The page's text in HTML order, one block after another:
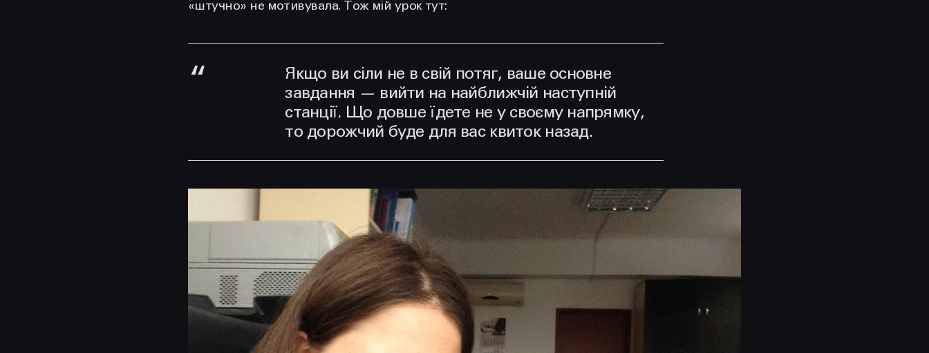
«штучно» не мотивувала. Тож мій урок тут:
Якщо ви сіли не в свій потяг, ваше основне
завдання — вийти на найближчій наступній
станції. Що довше їдете не у своєму напрямку,
то дорожчий буде для вас квиток назад.